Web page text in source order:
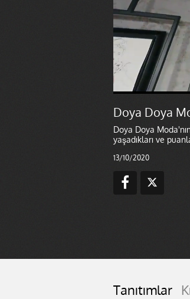
Doya Doya
Doya Doya
yaşadıkları ve
13/10/2020
Tanıtımlar